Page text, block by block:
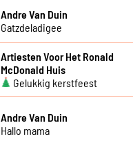
Andre Van Duin
Gatzdeladigee
Artiesten Voor Het Ronald
McDonald Huis
Gelukkig kerstfeest
Andre Van Duin
Hallo mama